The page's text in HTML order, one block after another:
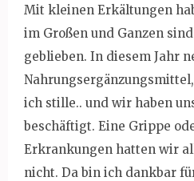
Mit kleinen Erkältungen
im Großen und Ganzen
geblieben. In diesem Jahr
ich stille.. und wir haben
beschäftigt. Eine Grippe
Erkrankungen hatten wir
nicht. Da bin ich dankbar